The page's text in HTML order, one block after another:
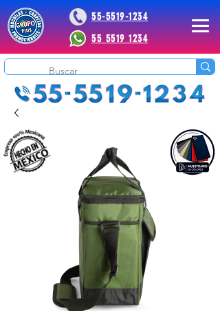
55-5519-1234
55 5519 1234